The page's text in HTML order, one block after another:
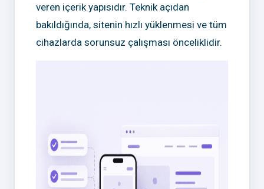
veren içerik yapısıdır. Teknik açıdan
bakıldığında, sitenin hızlı yüklenmesi ve tüm
cihazlarda sorunsuz çalışması önceliklidir.